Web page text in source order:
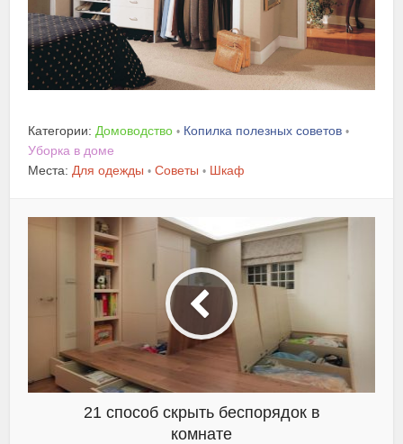
Категории: Домоводство • Копилка полезных советов •
Уборка в доме
Места: Для одежды • Советы • Шкаф
21 способ скрыть беспорядок в
комнате